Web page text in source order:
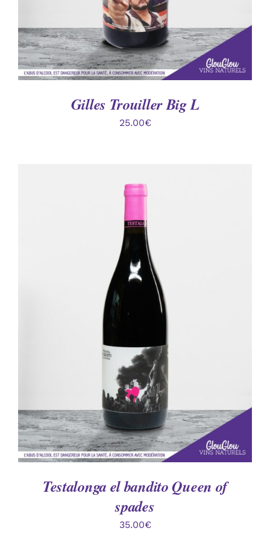
Gilles Trouiller Big L
25.00€
AJOUTER AU PANIER
Testalonga el bandito Queen of
spades
35.00€